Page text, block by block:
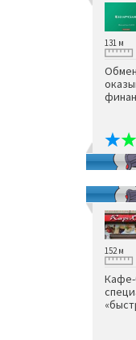
131 м
152 м
Кафе-